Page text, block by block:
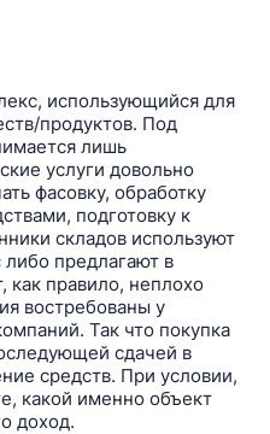
использующийся для
продуктов. Под
лишь
услуги довольно
фасовку, обработку
подготовку к
складов используют
предлагают в
как правило, неплохо
востребованы у
Так что покупка
сдачей в
средств. При условии,
какой именно объект
доход.